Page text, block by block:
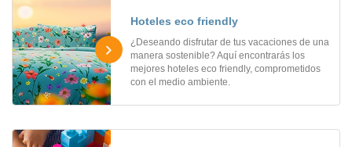
Hoteles eco friendly
¿Deseando disfrutar de tus vacaciones de una
manera sostenible? Aquí encontrarás los
mejores hoteles eco friendly, comprometidos
con el medio ambiente.